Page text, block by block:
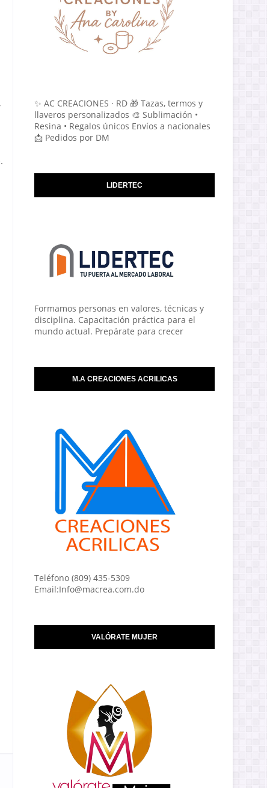
✨ AC CREACIONES · RD 🎁 Tazas, termos y
llaveros personalizados 🎨 Sublimación •
Resina • Regalos únicos Envíos a nacionales
📩 Pedidos por DM
LIDERTEC
Formamos personas en valores, técnicas y
disciplina. Capacitación práctica para el
mundo actual. Prepárate para crecer
M.A CREACIONES ACRILICAS
Teléfono (809) 435-5309
Email:Info@macrea.com.do
VALÓRATE MUJER